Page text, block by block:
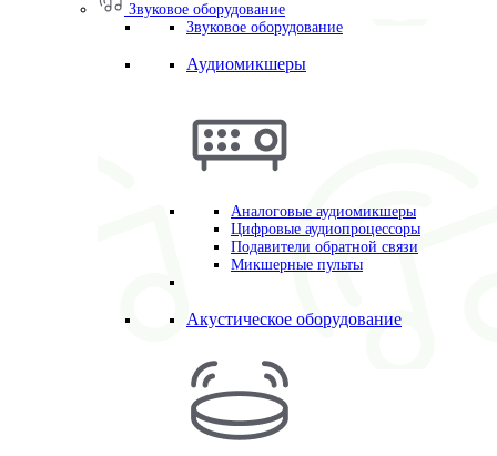
Звуковое оборудование
Звуковое оборудование
Аудиомикшеры
Аналоговые аудиомикшеры
Цифровые аудиопроцессоры
Подавители обратной связи
Микшерные пульты
Акустическое оборудование